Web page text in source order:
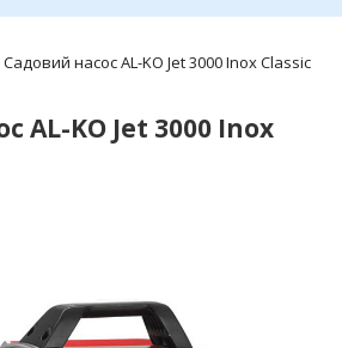
Садовий насос AL-KO Jet 3000 Inox Classic
AL-KO Jet 3000 Inox